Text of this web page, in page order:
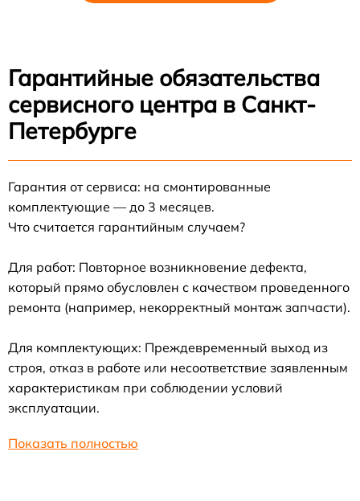
Гарантийные обязательства
сервисного центра в Санкт-
Петербурге
Гарантия от сервиса: на смонтированные
комплектующие — до 3 месяцев.
Что считается гарантийным случаем?
Для работ: Повторное возникновение дефекта,
который прямо обусловлен с качеством проведенного
ремонта (например, некорректный монтаж запчасти).
Для комплектующих: Преждевременный выход из
строя, отказ в работе или несоответствие заявленным
характеристикам при соблюдении условий
эксплуатации.
Показать полностью